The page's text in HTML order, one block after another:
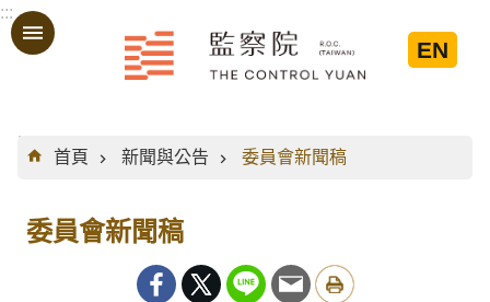
跳到主要內容區塊
:::
EN
:::
首頁
新聞與公告 委員會新聞稿
委員會新聞稿